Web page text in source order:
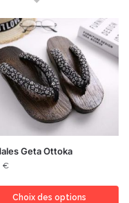
Geta Ottoka
€
Choix des options